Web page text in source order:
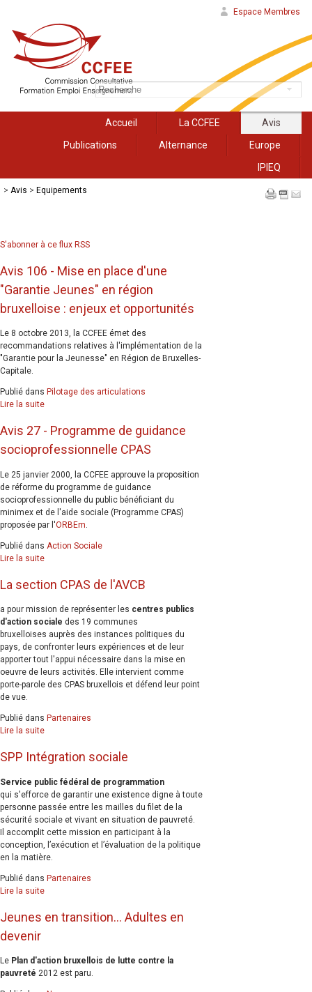
Espace Membres
Accueil La CCFEE
Avis
Publications
Alternance
Europe
IPIEQ
> Avis > Equipements
S'abonner à ce flux RSS
Avis 106 - Mise en place d'une
"Garantie Jeunes" en région
bruxelloise : enjeux et opportunités
Le 8 octobre 2013, la CCFEE émet des
recommandations relatives à l'implémentation de la
"Garantie pour la Jeunesse" en Région de Bruxelles-
Capitale.
Publié dans Pilotage des articulations
Lire la suite
Avis 27 - Programme de guidance
socioprofessionnelle CPAS
Le 25 janvier 2000, la CCFEE approuve la proposition
de réforme du programme de guidance
socioprofessionnelle du public bénéficiant du
minimex et de l'aide sociale (Programme CPAS)
proposée par l'ORBEm.
Publié dans Action Sociale
Lire la suite
La section CPAS de l'AVCB
a pour mission de représenter les centres publics
d'action sociale des 19 communes
bruxelloises auprès des instances politiques du
pays, de confronter leurs expériences et de leur
apporter tout l'appui nécessaire dans la mise en
oeuvre de leurs activités. Elle intervient comme
porte-parole des CPAS bruxellois et défend leur point
de vue.
Publié dans Partenaires
Lire la suite
SPP Intégration sociale
Service public fédéral de programmation
qui s'efforce de garantir une existence digne à toute
personne passée entre les mailles du filet de la
sécurité sociale et vivant en situation de pauvreté.
Il accomplit cette mission en participant à la
conception, l’exécution et l’évaluation de la politique
en la matière.
Publié dans Partenaires
Lire la suite
Jeunes en transition... Adultes en
devenir
Le Plan d'action bruxellois de lutte contre la
pauvreté 2012 est paru.